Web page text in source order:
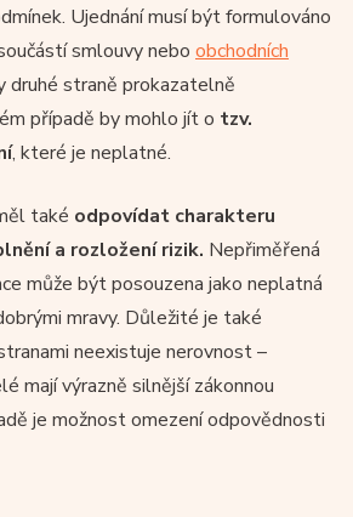
Ujednání musí být formulováno
smlouvy nebo obchodních
druhé straně prokazatelně
případě by mohlo jít o tzv.
, které je neplatné.
také odpovídat charakteru
a rozložení rizik. Nepřiměřená
může být posouzena jako neplatná
mravy. Důležité je také
neexistuje nerovnost –
mají výrazně silnější zákonnou
je možnost omezení odpovědnosti